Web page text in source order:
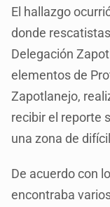
El hallazgo
donde
Delegación
elementos de
Zapotlanejo,
recibir el reporte
una zona de
De acuerdo con
encontraba